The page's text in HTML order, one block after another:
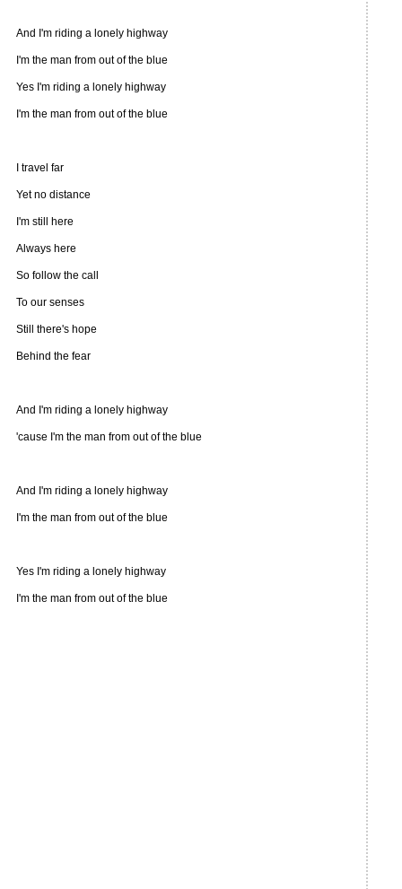
And I'm riding a lonely highway
I'm the man from out of the blue
Yes I'm riding a lonely highway
I'm the man from out of the blue
I travel far
Yet no distance
I'm still here
Always here
So follow the call
To our senses
Still there's hope
Behind the fear
And I'm riding a lonely highway
'cause I'm the man from out of the blue
And I'm riding a lonely highway
I'm the man from out of the blue
Yes I'm riding a lonely highway
I'm the man from out of the blue